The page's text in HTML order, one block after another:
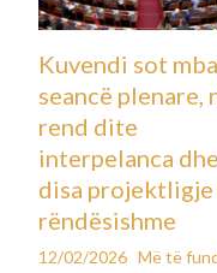
Kuvendi sot
seancë plenare,
rend dite
interpelanca dhe
disa
rëndësishme
12/02/2026 Më të